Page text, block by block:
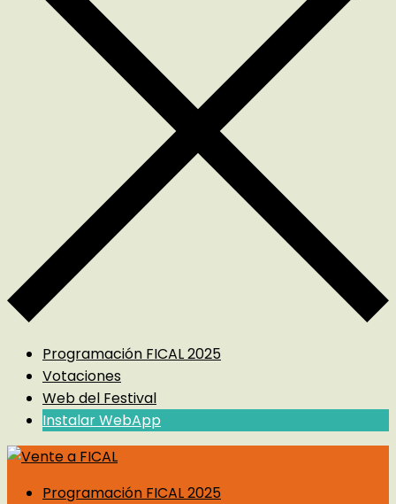
Programación FICAL 2025
Votaciones
Web del Festival
Instalar WebApp
Programación FICAL 2025